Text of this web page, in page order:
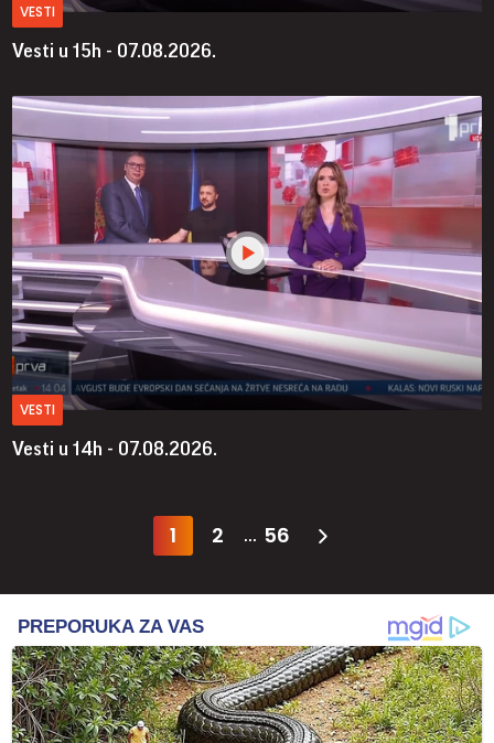
VESTI
Vesti u 15h - 07.08.2026.
VESTI
Vesti u 14h - 07.08.2026.
1 2 ... 56